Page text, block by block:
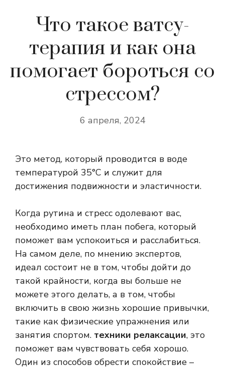
Что такое ватсу-
терапия и как она
помогает бороться со
стрессом?
6 апреля, 2024
Это метод, который проводится в воде
температурой 35°C и служит для
достижения подвижности и эластичности.
Когда рутина и стресс одолевают вас,
необходимо иметь план побега, который
поможет вам успокоиться и расслабиться.
На самом деле, по мнению экспертов,
идеал состоит не в том, чтобы дойти до
такой крайности, когда вы больше не
можете этого делать, а в том, чтобы
включить в свою жизнь хорошие привычки,
такие как физические упражнения или
занятия спортом. техники релаксации, это
поможет вам чувствовать себя хорошо.
Один из способов обрести спокойствие –